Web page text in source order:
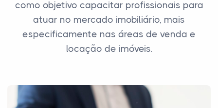
como objetivo capacitar profissionais para
atuar no mercado imobiliário, mais
especificamente nas áreas de venda e
locação de imóveis.